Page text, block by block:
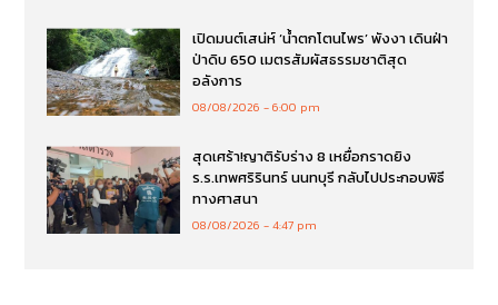
เปิดมนต์เสน่ห์ ‘น้ำตกโตนไพร’ พังงา เดินฝ่า
ป่าดิบ 650 เมตรสัมผัสธรรมชาติสุด
อลังการ
08/08/2026 6:00 pm
สุดเศร้า!ญาติรับร่าง 8 เหยื่อกราดยิง
ร.ร.เทพศริรินทร์ นนทบุรี กลับไปประกอบพิธี
ทางศาสนา
08/08/2026 4:47 pm